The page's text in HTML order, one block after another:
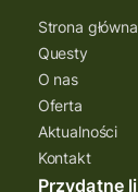
Strona główna
Questy
O nas
Oferta
Aktualności
Kontakt
Przydatne